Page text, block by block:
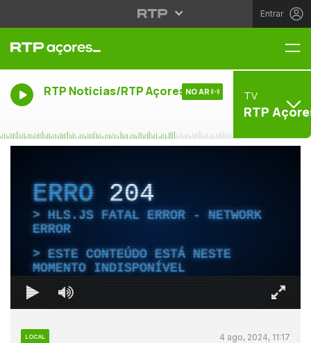
Entrar
RTP Noticias/RTP Açores NO AR TV
RTP
ERRO204
HLS.JS FATAL ERROR - NETWORK
ERROR
ESTE CONTEÚDO ESTÁ NESTE
MOMENTO INDISPONÍVEL
LOCAL 4 ago, 2024, 11:17